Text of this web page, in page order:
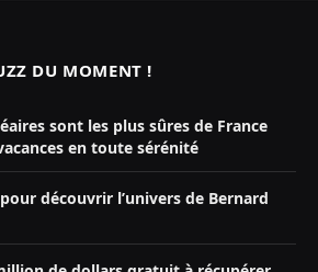
DU MOMENT !
sont les plus sûres de France
en toute sérénité
découvrir l’univers de Bernard